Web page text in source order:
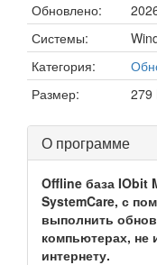
Обновлено:
Системы:
Категория:
Размер:
279
О программе
Offline база IObit
SystemCare, с
выполнить
компьютерах,
интернету.